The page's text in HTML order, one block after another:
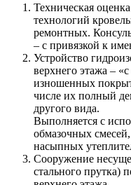
Техническая
технологий
ремонтных.
– с привязкой к
Устройство
верхнего этажа –
изношенных
числе их полный
другого вида.
Выполняется с
обмазочных
насыпных
Сооружение
стального прутка)